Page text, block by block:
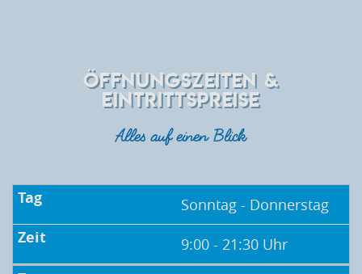
ÖFFNUNGSZEITEN &
EINTRITTSPREISE
Alles auf einen Blick
Sonntag - Donnerstag
9:00 - 21:30 Uhr